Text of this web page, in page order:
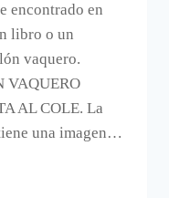
encontrado en
libro o un
vaquero.
VAQUERO
AL COLE. La
una imagen…